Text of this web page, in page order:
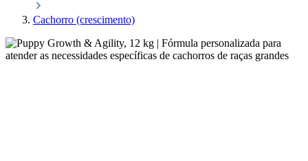
Cachorro (crescimento)